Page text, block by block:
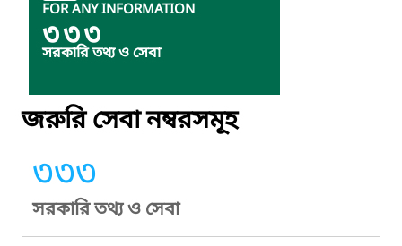
FOR ANY INFORMATION
৩৩৩
সরকারি তথ্য ও সেবা
জরুরি সেবা নম্বরসমূহ
৩৩৩
সরকারি তথ্য ও সেবা